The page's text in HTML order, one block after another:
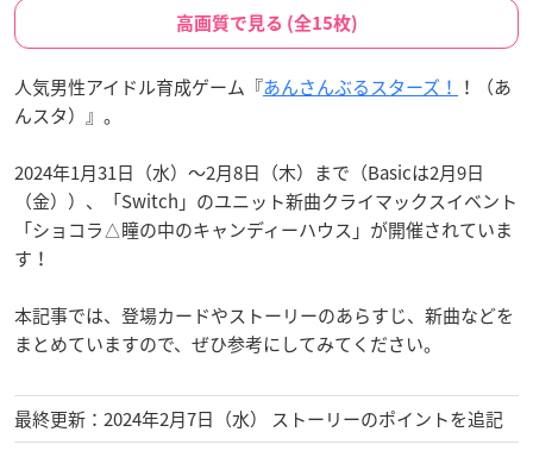
高画質で見る (全15枚)
人気男性アイドル育成ゲーム『あんさんぶるスターズ！ ！（あ
んスタ）』。
2024年1月31日（水）〜2月8日（木）まで（Basicは2月9日
（金））、「Switch」のユニット新曲クライマックスイベント
「ショコラ△瞳の中のキャンディーハウス」が開催されていま
す！
本記事では、登場カードやストーリーのあらすじ、新曲などを
まとめていますので、ぜひ参考にしてみてください。
最終更新：2024年2月7日（水） ストーリーのポイントを追記